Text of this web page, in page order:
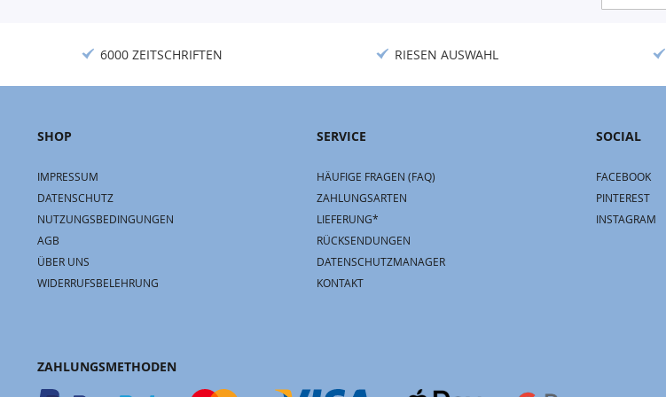
Newsletter:
6000 ZEITSCHRIFTEN RIESEN AUSWAHL
SHOP
IMPRESSUM
DATENSCHUTZ
NUTZUNGSBEDINGUNGEN
AGB
ÜBER UNS
WIDERRUFSBELEHRUNG
SERVICE
HÄUFIGE FRAGEN (FAQ)
ZAHLUNGSARTEN
LIEFERUNG*
RÜCKSENDUNGEN
DATENSCHUTZMANAGER
KONTAKT
SOCIAL
FACEBOOK
PINTEREST
INSTAGRAM
ZAHLUNGSMETHODEN